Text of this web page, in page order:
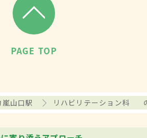
PAGE TOP
山口駅 リハビリテーション科